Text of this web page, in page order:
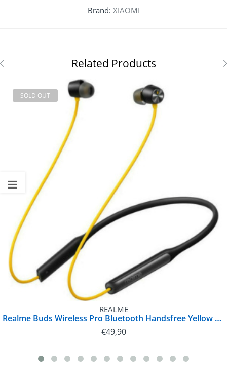
Brand: XIAOMI
Related Products
SOLD OUT
REALME
Realme Buds Wireless Pro Bluetooth Handsfree Yellow | RMA208
€49,90